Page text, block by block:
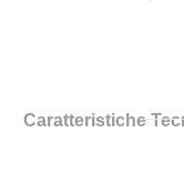
Caratteristiche